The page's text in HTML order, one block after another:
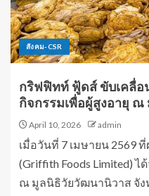
สังคม-CSR
กริฟฟิทท์ ฟู้ดส์ ขับเคลื่อ
กิจกรรมเพื่อผู้สูงอายุ
April 10, 2026 admin
เมื่อวันที่ 7 เมษายน 2569
(Griffith Foods Limited) ไ
ณ มูลนิธิวัยวัฒนานิวาส จัง